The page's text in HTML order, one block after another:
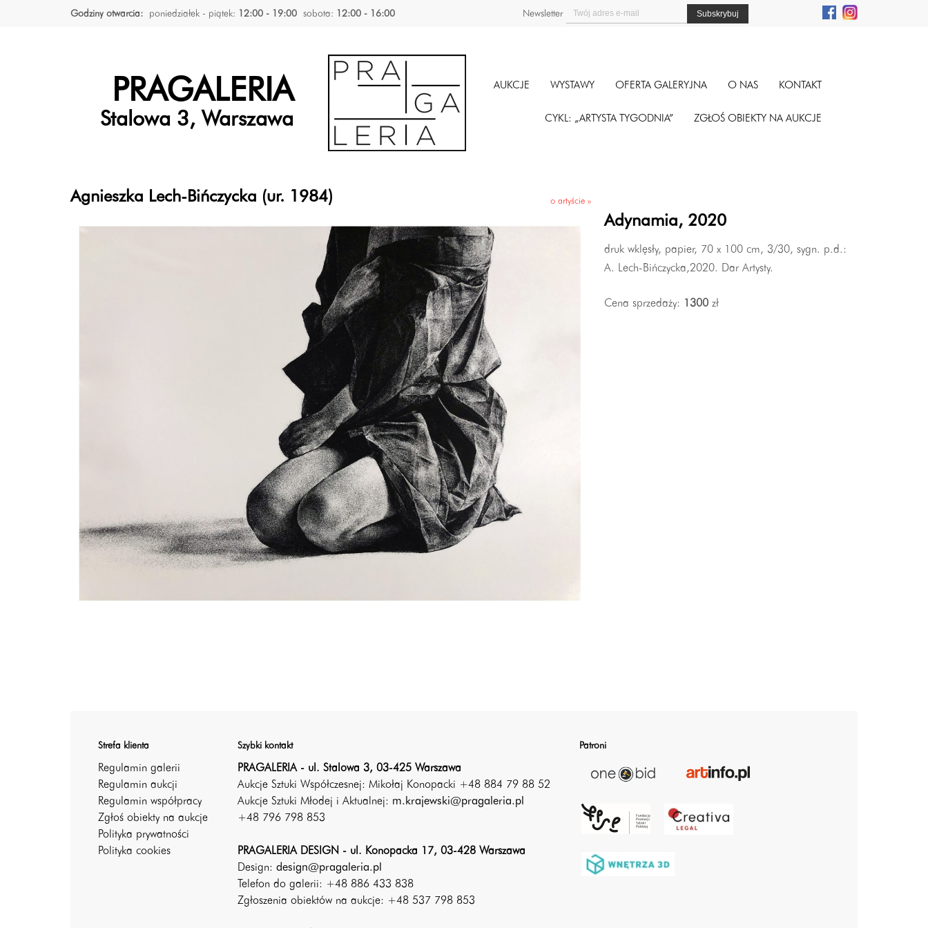
Godziny otwarcia: poniedziałek - piątek: 12:00 - 19:00 sobota: 12:00 - 16:00 Newsletter
PRAGALERIA
Stalowa 3, Warszawa
AUKCJE WYSTAWY OFERTA GALERYJNA O NAS KONTAKT
CYKL: „ARTYSTA TYGODNIA” ZGŁOŚ OBIEKTY NA AUKCJE
Agnieszka Lech-Bińczycka (ur. 1984) o artyście »
Adynamia, 2020
druk wklęsły, papier, 70 x 100 cm, 3/30, sygn. p.d.:
A. Lech-Bińczycka,2020. Dar Artysty.
Cena sprzedaży: 1300zł
Strefa klienta
Regulamin galerii
Regulamin aukcji
Regulamin współpracy
Zgłoś obiekty na aukcje
Polityka prywatności
Polityka cookies
Szybki kontakt
PRAGALERIA - ul. Stalowa 3, 03-425 Warszawa
Aukcje Sztuki Współczesnej: Mikołaj Konopacki +48 884 79 88 52
Aukcje Sztuki Młodej i Aktualnej: m.krajewski@pragaleria.pl
+48 796 798 853
PRAGALERIA DESIGN - ul. Konopacka 17, 03-428 Warszawa
Design: design@pragaleria.pl
Telefon do galerii: +48 886 433 838
Zgłoszenia obiektów na aukcje: +48 537 798 853
Patroni